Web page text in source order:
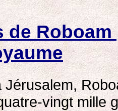
de
vingt mille